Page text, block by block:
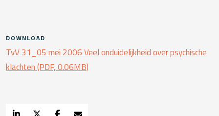
DOWNLOAD
TvV 31_05 mei 2006 Veel onduidelijkheid over psychische
klachten (PDF, 0.06MB)